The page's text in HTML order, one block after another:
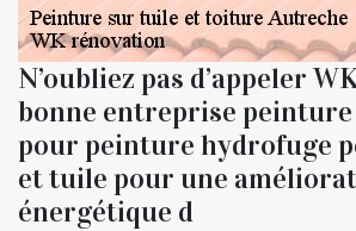
N’oubliez pas d’appeler
bonne entreprise
pour peinture hydrofuge
et tuile pour une
énergétique d